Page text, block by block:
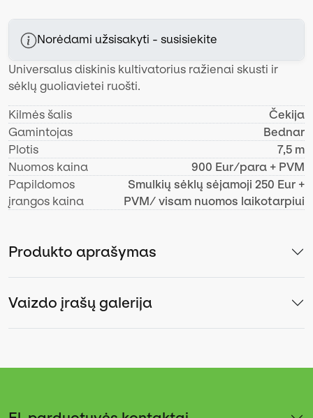
Norėdami užsisakyti - susisiekite
Universalus diskinis kultivatorius ražienai skusti ir
sėklų guoliavietei ruošti.
Kilmės šalis
Čekija
Gamintojas
Bednar
Plotis
7,5 m
Nuomos kaina
900 Eur/para + PVM
Papildomos
įrangos kaina
Smulkių sėklų sėjamoji 250 Eur +
PVM/ visam nuomos laikotarpiui
Produkto aprašymas
Vaizdo įrašų galerija